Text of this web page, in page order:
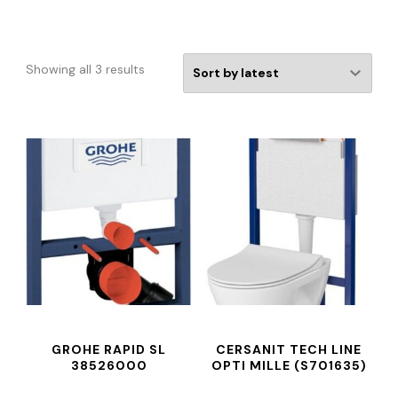
Showing all 3 results
GROHE RAPID SL
38526000
CERSANIT TECH LINE
OPTI MILLE (S701635)